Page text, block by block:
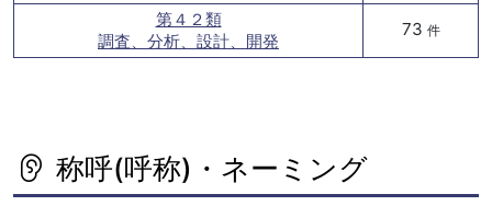
第４２類
調査、分析、設計、開発
73 件
称呼(呼称)・ネーミング